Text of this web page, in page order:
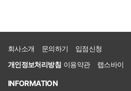
회사소개 문의하기
입점신청
개인정보처리방침 이용약관 랩스바이
INFORMATION